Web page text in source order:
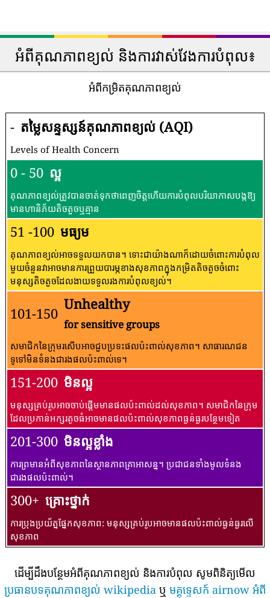
អំពីគុណភាពខ្យល់ និងការវាស់វែងការបំពុល៖
អំពីកម្រិតគុណភាពខ្យល់
- តម្លៃសន្ទស្សន៍គុណភាពខ្យល់ (AQI)
Levels of Health Concern
0 - 50 ល្អ
គុណភាពខ្យល់ត្រូវបានចាត់ទុកថាពេញចិត្តហើយការបំពុលបរិយាកាសបង្កឱ្យ
មានហានិភ័យតិចតួចឬគ្មាន
51 -100 មធ្យម
គុណភាពខ្យល់អាចទទួលយកបាន។ ទោះជាយ៉ាងណាក៏ដោយចំពោះការបំពុល
មួយចំនួនវាអាចមានការព្រួយបារម្ភខាងសុខភាពក្នុងកម្រិតតិចតួចចំពោះ
មនុស្សតិចតួចដែលងាយទទួលរងការបំពុលខ្យល់។
101-150
Unhealthy
for sensitive groups
សមាជិកនៃក្រុមរសើបអាចជួបប្រទះផលប៉ះពាល់សុខភាព។ សាធារណជន​
ទូទៅ​មិន​ទំនង​ជា​រង​ផល​ប៉ះពាល់​ទេ។
151-200 មិនល្អ
មនុស្សគ្រប់រូបអាចចាប់ផ្តើមមានផលប៉ះពាល់ដល់សុខភាព។ សមាជិកនៃក្រុម
ដែលប្រកាន់អក្សរតូចធំអាចមានផលប៉ះពាល់សុខភាពធ្ងន់ធ្ងរបន្ថែមទៀត
201-300 មិនល្អខ្លាំង
ការព្រមានអំពីសុខភាពនៃស្ថានភាពគ្រាអាសន្ន។ ប្រជាជនទាំងមូលទំនង
ជារងផលប៉ះពាល់។
300+ គ្រោះថ្នាក់
ការប្រុងប្រយ័ត្នផ្នែកសុខភាព: មនុស្សគ្រប់រូបអាចមានផលប៉ះពាល់ធ្ងន់ធ្ងរលើ
សុខភាព
ដើម្បីដឹងបន្ថែមអំពីគុណភាពខ្យល់ និងការបំពុល សូមពិនិត្យមើល
ប្រធានបទគុណភាពខ្យល់ wikipedia ឬ មគ្គុទ្ទេសក៍ airnow អំពី